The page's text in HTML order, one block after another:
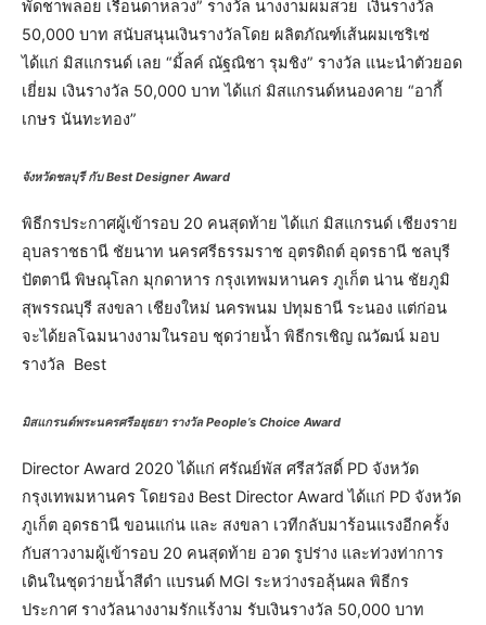
พัดชาพลอย เรือนดาหลวง” รางวัล นางงามผมสวย เงินรางวัล
50,000 บาท สนับสนุนเงินรางวัลโดย ผลิตภัณฑ์เส้นผมเซริเซ่
ได้แก่ มิสแกรนด์ เลย “มิ้ลค์ ณัฐณิชา รุมชิง” รางวัล แนะนำตัวยอด
เยี่ยม เงินรางวัล 50,000 บาท ได้แก่ มิสแกรนด์หนองคาย “อากี้
เกษร นันทะทอง”
จังหวัดชลบุรี กับ Best Designer Award
พิธีกรประกาศผู้เข้ารอบ 20 คนสุดท้าย ได้แก่ มิสแกรนด์ เชียงราย
อุบลราชธานี ชัยนาท นครศรีธรรมราช อุตรดิถต์ อุดรธานี ชลบุรี
ปัตตานี พิษณุโลก มุกดาหาร กรุงเทพมหานคร ภูเก็ต น่าน ชัยภูมิ
สุพรรณบุรี สงขลา เชียงใหม่ นครพนม ปทุมธานี ระนอง แต่ก่อน
จะได้ยลโฉมนางงามในรอบ ชุดว่ายน้ำ พิธีกรเชิญ ณวัฒน์ มอบ
รางวัล Best
มิสแกรนด์พระนครศรีอยุธยา รางวัล People’s Choice Award
Director Award 2020 ได้แก่ ศรัณย์พัส ศรีสวัสดิ์ PD จังหวัด
กรุงเทพมหานคร โดยรอง Best Director Award ได้แก่ PD จังหวัด
ภูเก็ต อุดรธานี ขอนแก่น และ สงขลา เวทีกลับมาร้อนแรงอีกครั้ง
กับสาวงามผู้เข้ารอบ 20 คนสุดท้าย อวด รูปร่าง และท่วงท่าการ
เดินในชุดว่ายน้ำสีดำ แบรนด์ MGI ระหว่างรอลุ้นผล พิธีกร
ประกาศ รางวัลนางงามรักแร้งาม รับเงินรางวัล 50,000 บาท